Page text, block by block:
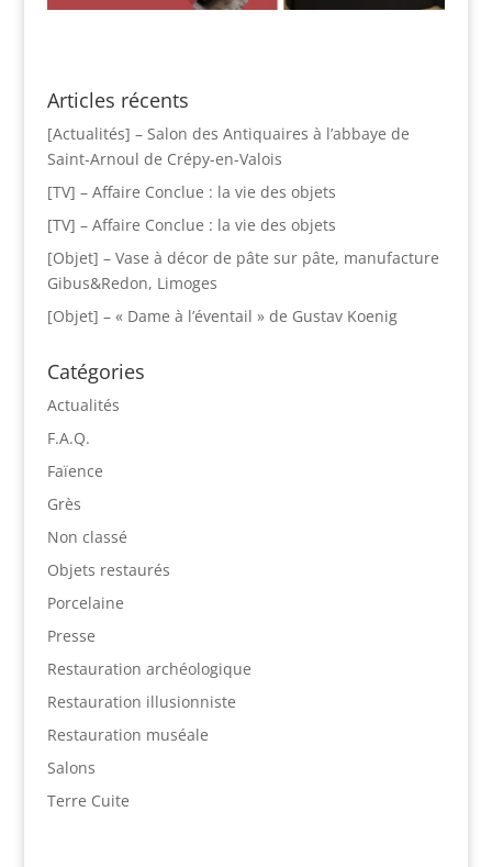
Articles récents
[Actualités] – Salon des Antiquaires à l’abbaye de
Saint-Arnoul de Crépy-en-Valois
[TV] – Affaire Conclue : la vie des objets
[TV] – Affaire Conclue : la vie des objets
[Objet] – Vase à décor de pâte sur pâte, manufacture
Gibus&Redon, Limoges
[Objet] – « Dame à l’éventail » de Gustav Koenig
Catégories
Actualités
F.A.Q.
Faïence
Grès
Non classé
Objets restaurés
Porcelaine
Presse
Restauration archéologique
Restauration illusionniste
Restauration muséale
Salons
Terre Cuite